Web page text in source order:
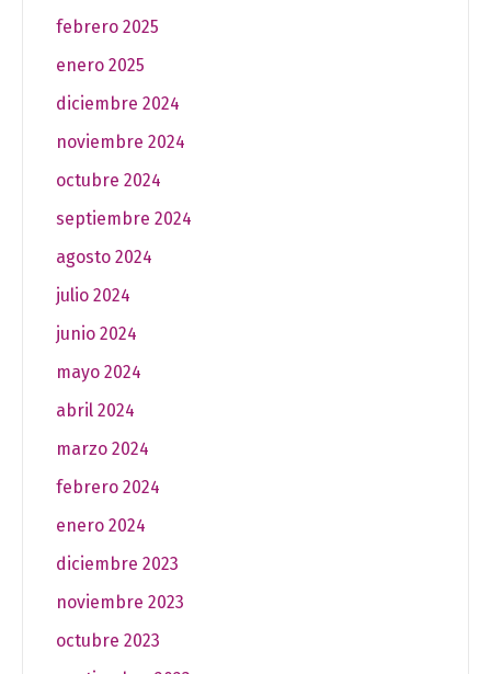
febrero 2025
enero 2025
diciembre 2024
noviembre 2024
octubre 2024
septiembre 2024
agosto 2024
julio 2024
junio 2024
mayo 2024
abril 2024
marzo 2024
febrero 2024
enero 2024
diciembre 2023
noviembre 2023
octubre 2023